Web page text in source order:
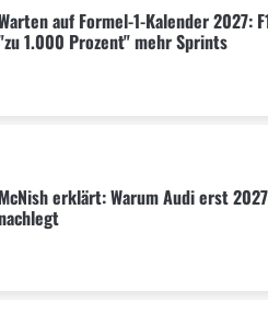
auf Formel-1-Kalender 2027:
1.000 Prozent" mehr Sprints
McNish erklärt: Warum Audi erst